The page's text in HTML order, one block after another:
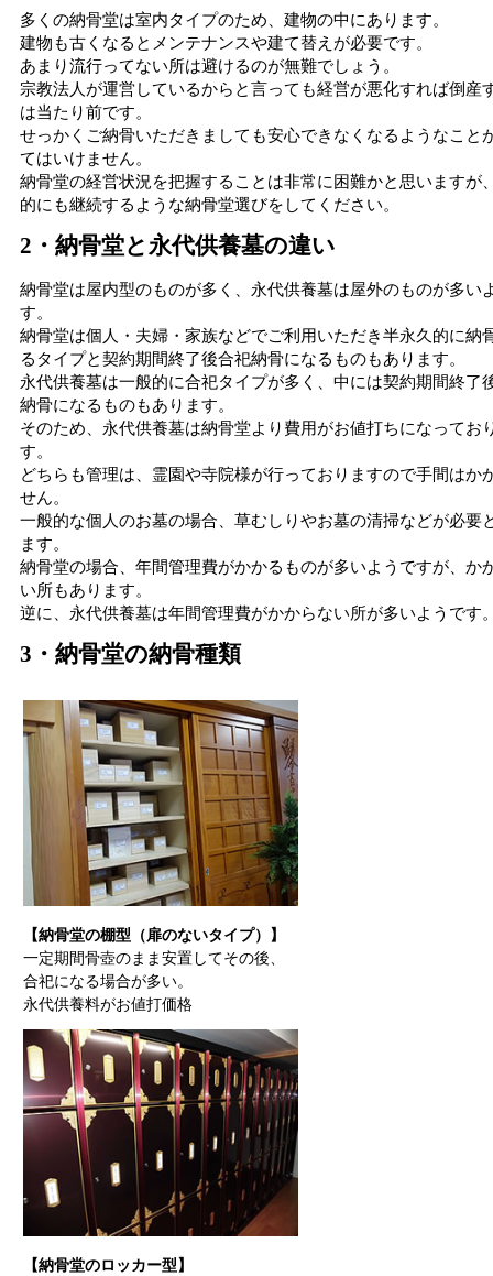
多くの納骨堂は室内タイプのため、建物の中にあります。
建物も古くなるとメンテナンスや建て替えが必要です。
あまり流行ってない所は避けるのが無難でしょう。
宗教法人が運営しているからと言っても経営が悪化すれば倒産
は当たり前です。
せっかくご納骨いただきましても安心できなくなるようなこと
てはいけません。
納骨堂の経営状況を把握することは非常に困難かと思いますが
的にも継続するような納骨堂選びをしてください。
2・納骨堂と永代供養墓の違い
納骨堂は屋内型のものが多く、永代供養墓は屋外のものが多い
す。
納骨堂は個人・夫婦・家族などでご利用いただき半永久的に納
るタイプと契約期間終了後合祀納骨になるものもあります。
永代供養墓は一般的に合祀タイプが多く、中には契約期間終了
納骨になるものもあります。
そのため、永代供養墓は納骨堂より費用がお値打ちになってお
す。
どちらも管理は、霊園や寺院様が行っておりますので手間はか
せん。
一般的な個人のお墓の場合、草むしりやお墓の清掃などが必要
ます。
納骨堂の場合、年間管理費がかかるものが多いようですが、か
い所もあります。
逆に、永代供養墓は年間管理費がかからない所が多いようです
3・納骨堂の納骨種類
【納骨堂の棚型（扉のないタイプ）】
一定期間骨壺のまま安置してその後、
合祀になる場合が多い。
永代供養料がお値打価格
【納骨堂のロッカー型】